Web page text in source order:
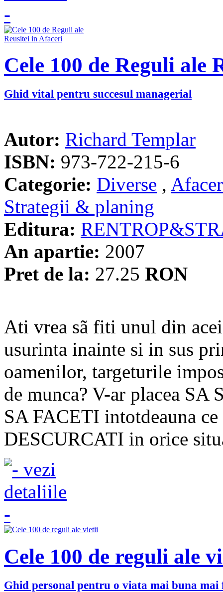
Cele 100 de Reguli ale
Ghid vital pentru succesul managerial
Autor: Richard Templar
ISBN: 973-722-215-6
Categorie: Diverse ,
Strategii & planing
Editura:
An apartie: 2007
Pret de la: 27.25 RON
Ati vrea sã fiti unul din
usurinta inainte si in sus
oamenilor, targeturile
de munca? V-ar placea SA
SA FACETI intotdeauna
DESCURCATI in orice
Cele 100 de reguli ale
Ghid personal pentru o viata mai buna